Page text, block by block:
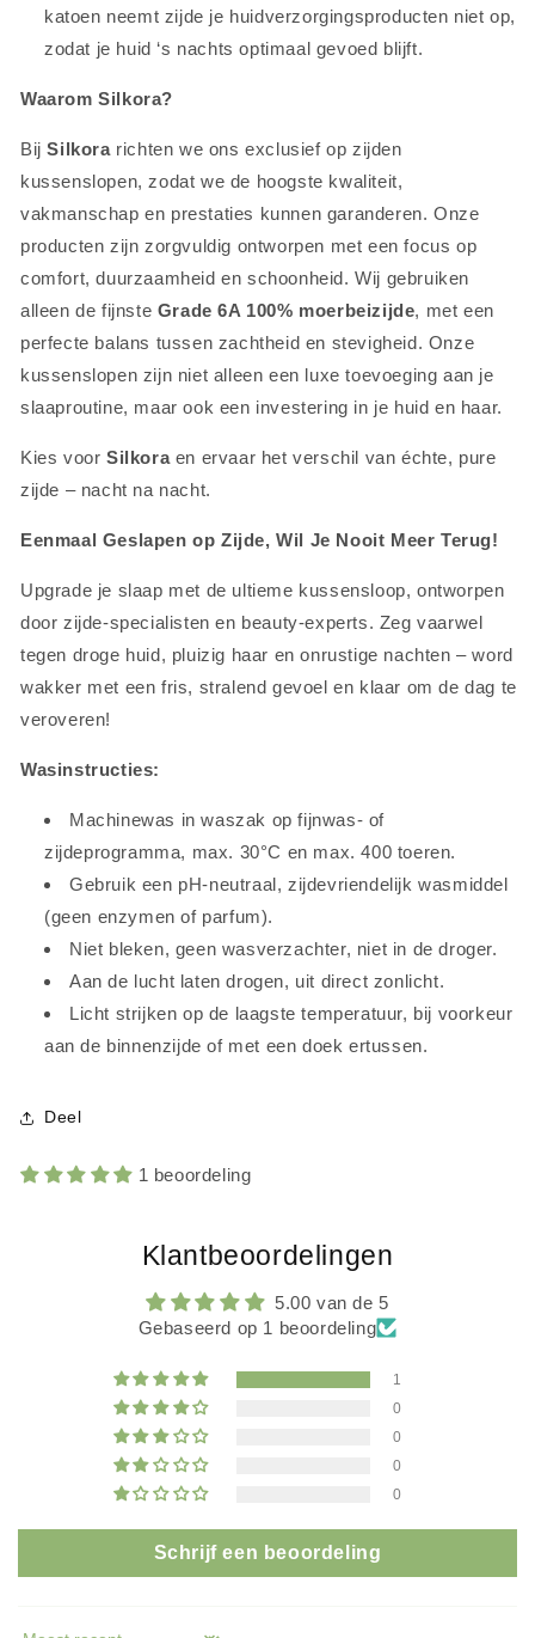
katoen neemt zijde je huidverzorgingsproducten niet op,
zodat je huid ‘s nachts optimaal gevoed blijft.
Waarom Silkora?
Bij Silkora richten we ons exclusief op zijden
kussenslopen, zodat we de hoogste kwaliteit,
vakmanschap en prestaties kunnen garanderen. Onze
producten zijn zorgvuldig ontworpen met een focus op
comfort, duurzaamheid en schoonheid. Wij gebruiken
alleen de fijnste Grade 6A 100% moerbeizijde, met een
perfecte balans tussen zachtheid en stevigheid. Onze
kussenslopen zijn niet alleen een luxe toevoeging aan je
slaaproutine, maar ook een investering in je huid en haar.
Kies voor Silkora en ervaar het verschil van échte, pure
zijde – nacht na nacht.
Eenmaal Geslapen op Zijde, Wil Je Nooit Meer Terug!
Upgrade je slaap met de ultieme kussensloop, ontworpen
door zijde-specialisten en beauty-experts. Zeg vaarwel
tegen droge huid, pluizig haar en onrustige nachten – word
wakker met een fris, stralend gevoel en klaar om de dag te
veroveren!
Wasinstructies:
Machinewas in waszak op fijnwas- of
zijdeprogramma, max. 30°C en max. 400 toeren.
Gebruik een pH-neutraal, zijdevriendelijk wasmiddel
(geen enzymen of parfum).
Niet bleken, geen wasverzachter, niet in de droger.
Aan de lucht laten drogen, uit direct zonlicht.
Licht strijken op de laagste temperatuur, bij voorkeur
aan de binnenzijde of met een doek ertussen.
Deel
1 beoordeling
Klantbeoordelingen
5.00 van de 5
Gebaseerd op 1 beoordeling
1
0
0
0
0
Schrijf een beoordeling